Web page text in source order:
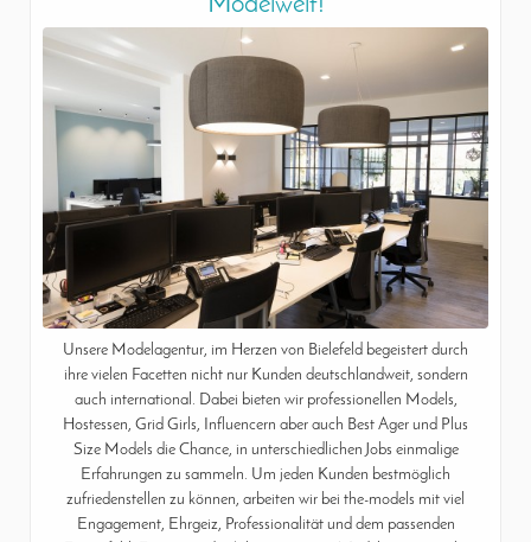
Unsere Modelagentur, im Herzen von Bielefeld begeistert durch
ihre vielen Facetten nicht nur Kunden deutschlandweit, sondern
auch international. Dabei bieten wir professionellen Models,
Hostessen, Grid Girls, Influencern aber auch Best Ager und Plus
Size Models die Chance, in unterschiedlichen Jobs einmalige
Erfahrungen zu sammeln. Um jeden Kunden bestmöglich
zufriedenstellen zu können, arbeiten wir bei the-models mit viel
Engagement, Ehrgeiz, Professionalität und dem passenden